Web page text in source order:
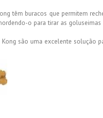
têm buracos que permitem
o para tirar as
Kong são uma excelente solução